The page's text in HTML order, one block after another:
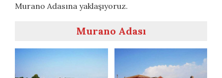
Murano Adasına yaklaşıyoruz.
Murano Adası